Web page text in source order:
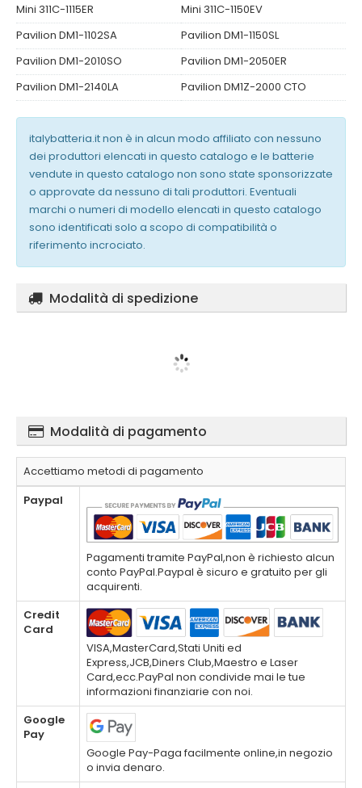
Mini 311C-1115ER
Mini 311C-1150EV
Pavilion DM1-1102SA
Pavilion DM1-1150SL
Pavilion DM1-2010SO
Pavilion DM1-2050ER
Pavilion DM1-2140LA
Pavilion DM1Z-2000 CTO
italybatteria.it non è in alcun modo affiliato con nessuno
dei produttori elencati in questo catalogo e le batterie
vendute in questo catalogo non sono state sponsorizzate
o approvate da nessuno di tali produttori. Eventuali
marchi o numeri di modello elencati in questo catalogo
sono identificati solo a scopo di compatibilità o
riferimento incrociato.
Modalità di spedizione
Modalità di pagamento
Accettiamo metodi di pagamento
Paypal
Pagamenti tramite PayPal,non è richiesto alcun
conto PayPal.Paypal è sicuro e gratuito per gli
acquirenti.
Credit
Card
VISA,MasterCard,Stati Uniti ed
Express,JCB,Diners Club,Maestro e Laser
Card,ecc.PayPal non condivide mai le tue
informazioni finanziarie con noi.
Google
Pay
Google Pay-Paga facilmente online,in negozio
o invia denaro.